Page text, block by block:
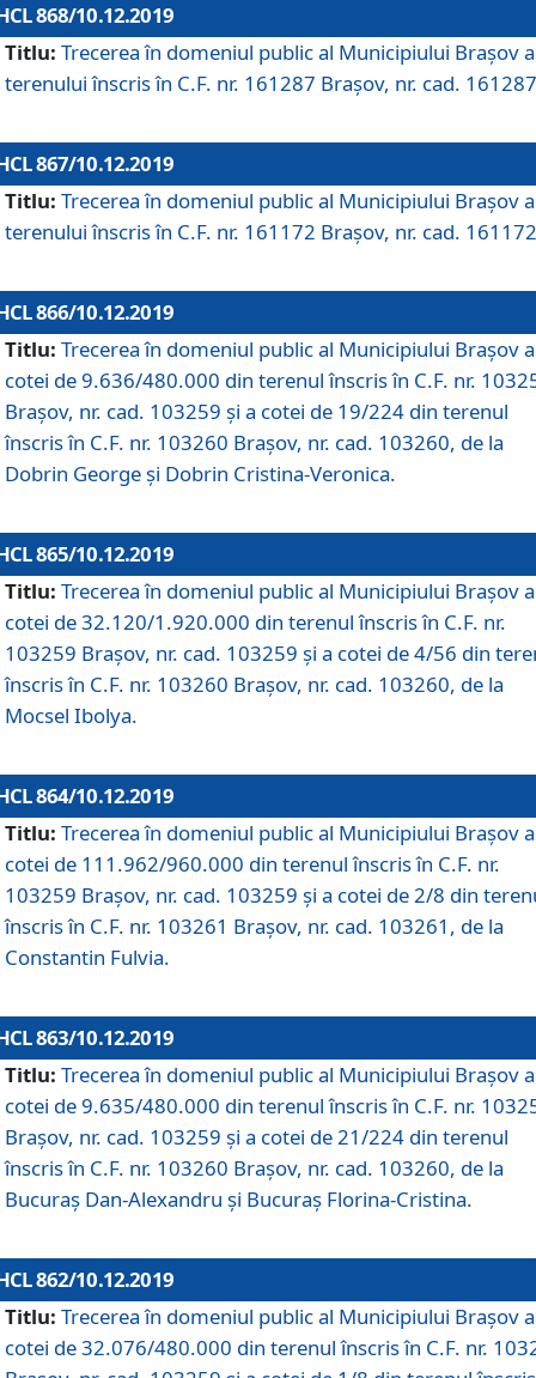
868/10.12.2019
Titlu: Trecerea în domeniul public al Municipiului Braşov a
terenului înscris în C.F. nr. 161287 Brașov, nr. cad.
867/10.12.2019
Titlu: Trecerea în domeniul public al Municipiului Braşov a
terenului înscris în C.F. nr. 161172 Brașov, nr. cad.
866/10.12.2019
Titlu: Trecerea în domeniul public al Municipiului Braşov a
cotei de 9.636/480.000 din terenul înscris în C.F. nr.
Brașov, nr. cad. 103259 și a cotei de 19/224 din terenul
înscris în C.F. nr. 103260 Brașov, nr. cad. 103260, de la
Dobrin George și Dobrin Cristina-Veronica.
865/10.12.2019
Titlu: Trecerea în domeniul public al Municipiului Braşov a
cotei de 32.120/1.920.000 din terenul înscris în C.F. nr.
103259 Brașov, nr. cad. 103259 și a cotei de 4/56 din
înscris în C.F. nr. 103260 Brașov, nr. cad. 103260, de la
Mocsel Ibolya.
864/10.12.2019
Titlu: Trecerea în domeniul public al Municipiului Braşov a
cotei de 111.962/960.000 din terenul înscris în C.F. nr.
103259 Brașov, nr. cad. 103259 și a cotei de 2/8 din
înscris în C.F. nr. 103261 Brașov, nr. cad. 103261, de la
Constantin Fulvia.
863/10.12.2019
Titlu: Trecerea în domeniul public al Municipiului Braşov a
cotei de 9.635/480.000 din terenul înscris în C.F. nr.
Brașov, nr. cad. 103259 și a cotei de 21/224 din terenul
înscris în C.F. nr. 103260 Brașov, nr. cad. 103260, de la
Bucuraș Dan-Alexandru și Bucuraș Florina-Cristina.
862/10.12.2019
Titlu: Trecerea în domeniul public al Municipiului Braşov a
cotei de 32.076/480.000 din terenul înscris în C.F. nr.